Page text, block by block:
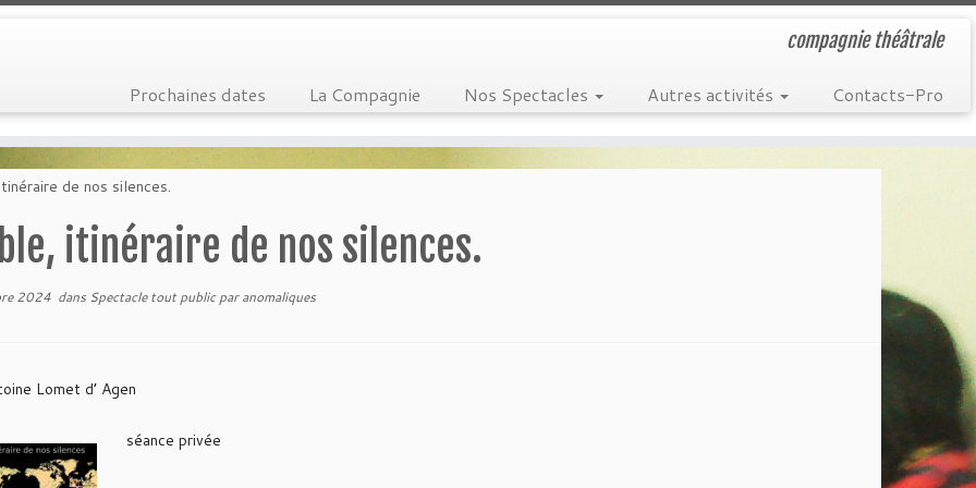
compagnie théâtrale
Prochaines dates La Compagnie Nos Spectacles Autres activités Contacts-Pro
de nos silences.
itinéraire de nos silences.
2024 dans Spectacle tout publicparanomaliques
Lomet d’ Agen
séance privée